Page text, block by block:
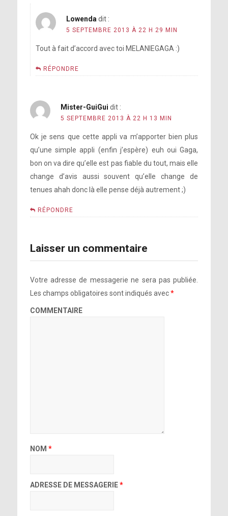
Lowenda dit :
5 SEPTEMBRE 2013 À 22 H 29 MIN
Tout à fait d’accord avec toi MELANIEGAGA :)
RÉPONDRE
Mister-GuiGui dit :
5 SEPTEMBRE 2013 À 22 H 13 MIN
Ok je sens que cette appli va m’apporter bien plus
qu’une simple appli (enfin j’espère) euh oui Gaga,
bon on va dire qu’elle est pas fiable du tout, mais elle
change d’avis aussi souvent qu’elle change de
tenues ahah donc là elle pense déjà autrement ;)
RÉPONDRE
Laisser un commentaire
Votre adresse de messagerie ne sera pas publiée.
Les champs obligatoires sont indiqués avec*
COMMENTAIRE
NOM *
ADRESSE DE MESSAGERIE*